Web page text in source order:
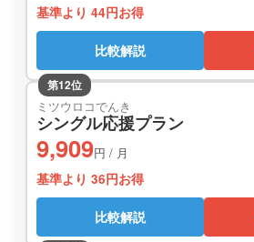
基準より 44円お得
比較解説
第12位
ミツウロコでんき
シングル応援プラン
9,909円 / 月
基準より 36円お得
比較解説